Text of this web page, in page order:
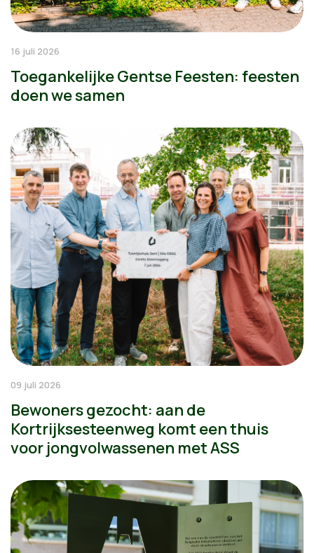
16 juli 2026
Toegankelijke Gentse Feesten: feesten
doen we samen
09 juli 2026
Bewoners gezocht: aan de
Kortrijksesteenweg komt een thuis
voor jongvolwassenen met ASS